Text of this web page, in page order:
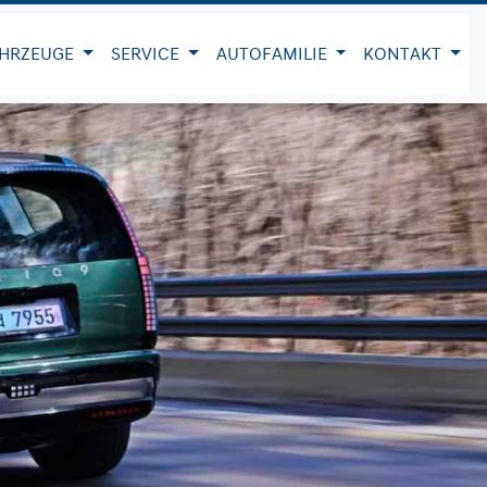
SERVICE AUTOFAMILIE KONTAKT